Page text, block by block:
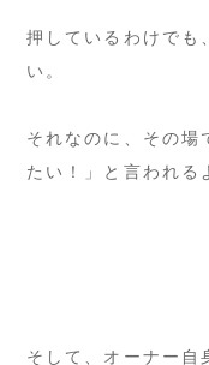
押しているわけでも
い。
それなのに、その場
たい！」と言われる
そして、オーナー自